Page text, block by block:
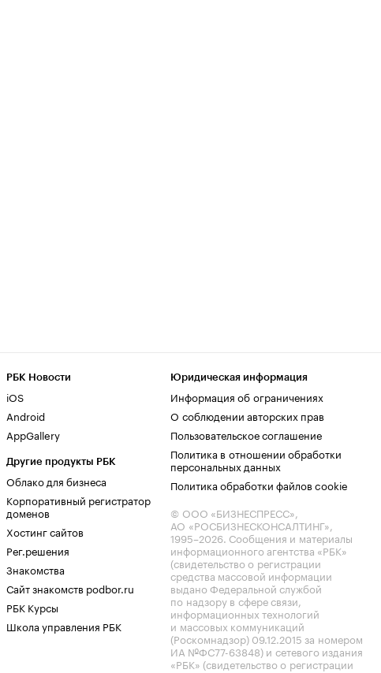
РБК Новости
iOS
Android
AppGallery
Другие продукты РБК
Облако для бизнеса
Корпоративный регистратор
доменов
Хостинг сайтов
Рег.решения
Знакомства
Сайт знакомств podbor.ru
РБК Курсы
Школа управления РБК
Юридическая информация
Информация об ограничениях
О соблюдении авторских прав
Пользовательское соглашение
Политика в отношении обработки
персональных данных
Политика обработки файлов cookie
© ООО «БИЗНЕСПРЕСС»,
АО «РОСБИЗНЕСКОНСАЛТИНГ»,
1995–2026. Сообщения и материалы
информационного агентства «РБК»
(свидетельство о регистрации
средства массовой информации
выдано Федеральной службой
по надзору в сфере связи,
информационных технологий
и массовых коммуникаций
(Роскомнадзор) 09.12.2015 за номером
ИА №ФС77-63848) и сетевого издания
«РБК» (свидетельство о регистрации